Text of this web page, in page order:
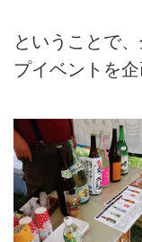
ということで
プイベントを